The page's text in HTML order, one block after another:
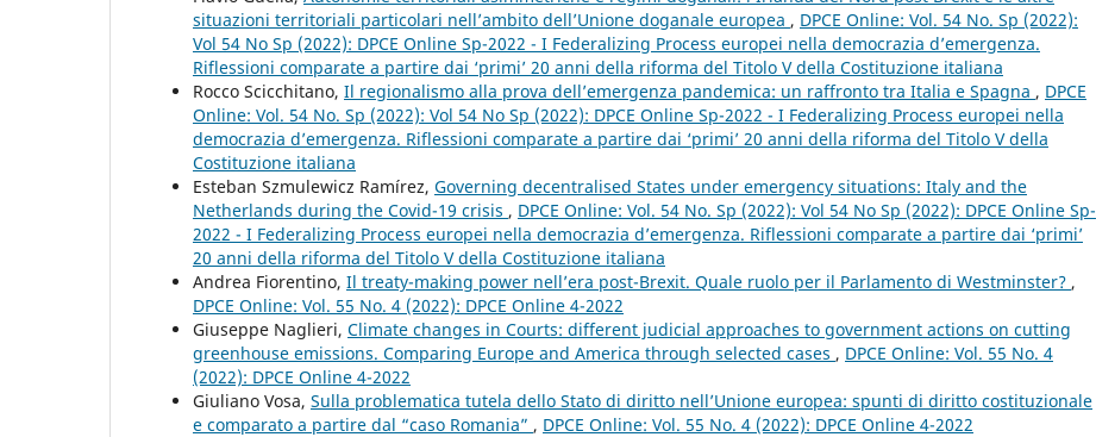
situazioni territoriali particolari nell’ambito dell’Unione doganale europea , DPCE Online: Vol. 54 No. Sp (2022):
Vol 54 No Sp (2022): DPCE Online Sp-2022 - I Federalizing Process europei nella democrazia d’emergenza.
Riflessioni comparate a partire dai ‘primi’ 20 anni della riforma del Titolo V della Costituzione italiana
Rocco Scicchitano, Il regionalismo alla prova dell’emergenza pandemica: un raffronto tra Italia e Spagna , DPCE
Online: Vol. 54 No. Sp (2022): Vol 54 No Sp (2022): DPCE Online Sp-2022 - I Federalizing Process europei nella
democrazia d’emergenza. Riflessioni comparate a partire dai ‘primi’ 20 anni della riforma del Titolo V della
Costituzione italiana
Esteban Szmulewicz Ramírez, Governing decentralised States under emergency situations: Italy and the
Netherlands during the Covid-19 crisis , DPCE Online: Vol. 54 No. Sp (2022): Vol 54 No Sp (2022): DPCE Online Sp-
2022 - I Federalizing Process europei nella democrazia d’emergenza. Riflessioni comparate a partire dai ‘primi’
20 anni della riforma del Titolo V della Costituzione italiana
Andrea Fiorentino, Il treaty-making power nell’era post-Brexit. Quale ruolo per il Parlamento di Westminster? ,
DPCE Online: Vol. 55 No. 4 (2022): DPCE Online 4-2022
Giuseppe Naglieri, Climate changes in Courts: different judicial approaches to government actions on cutting
greenhouse emissions. Comparing Europe and America through selected cases , DPCE Online: Vol. 55 No. 4
(2022): DPCE Online 4-2022
Giuliano Vosa, Sulla problematica tutela dello Stato di diritto nell’Unione europea: spunti di diritto costituzionale
e comparato a partire dal “caso Romania” , DPCE Online: Vol. 55 No. 4 (2022): DPCE Online 4-2022